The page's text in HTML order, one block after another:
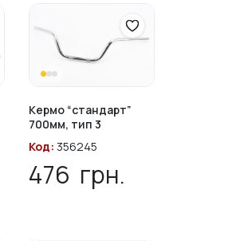
Кермо “стандарт”
700мм, тип 3
Код: 356245
476 грн.